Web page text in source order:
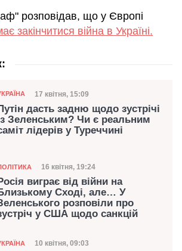
розповідав, що у Європі
закінчитися війна в Україні.
Дата публікації
17 квітня, 15:09
дасть задню щодо зустрічі
Зеленським? Чи є реальним
лідерів у Туреччині
Дата публікації
16 квітня, 19:24
виграє від війни на
Сході, але… У
розповіли про
у США щодо санкцій
Дата публікації
10 квітня, 09:03